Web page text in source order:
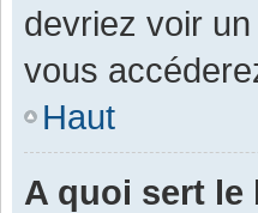
devriez voir
vous
Haut
A quoi sert le